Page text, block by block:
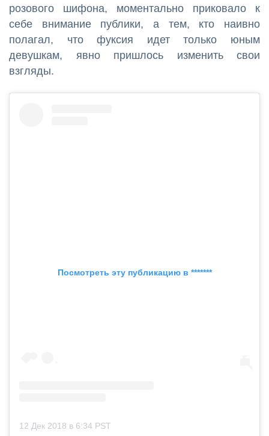
розового шифона, моментально приковало к
себе внимание публики, а тем, кто наивно
полагал, что фуксия идет только юным
девушкам, явно пришлось изменить свои
взгляды.
Посмотреть эту публикацию в *******
12 Дек 2018 в 6:34 PST